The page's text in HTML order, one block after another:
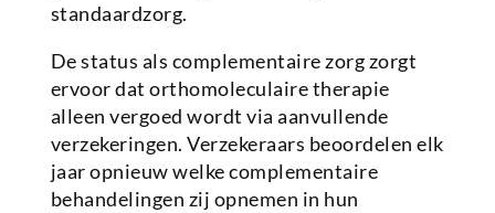
standaardzorg.
De status als complementaire zorg zorgt
ervoor dat orthomoleculaire therapie
alleen vergoed wordt via aanvullende
verzekeringen. Verzekeraars beoordelen elk
jaar opnieuw welke complementaire
behandelingen zij opnemen in hun